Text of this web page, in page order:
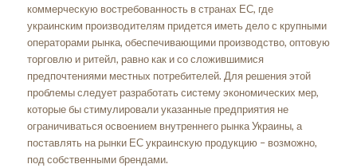
коммерческую востребованность в странах ЕС, где
украинским производителям придется иметь дело с крупными
операторами рынка, обеспечивающими производство, оптовую
торговлю и ритейл, равно как и со сложившимися
предпочтениями местных потребителей. Для решения этой
проблемы следует разработать систему экономических мер,
которые бы стимулировали указанные предприятия не
ограничиваться освоением внутреннего рынка Украины, а
поставлять на рынки ЕС украинскую продукцию – возможно,
под собственными брендами.